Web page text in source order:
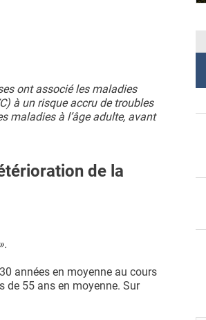
ont associé les maladies
à un risque accru de troubles
maladies à l’âge adulte, avant
de la
années en moyenne au cours
de 55 ans en moyenne. Sur